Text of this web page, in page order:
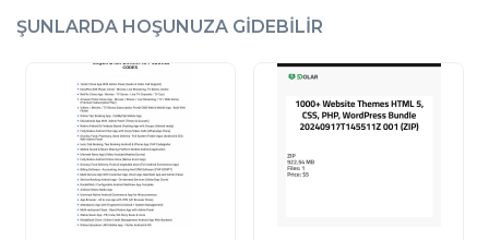
ŞUNLARDA HOŞUNUZA GIDEBILIR